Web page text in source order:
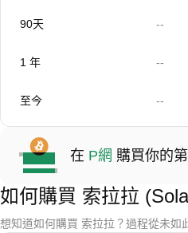
90天 --
1 年 --
至今 --
在 P網 購買你的
如何購買 索拉拉
想知道如何購買 索拉拉？過程從未如